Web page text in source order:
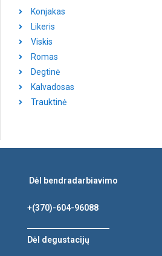
Konjakas
Likeris
Viskis
Romas
Degtinė
Kalvadosas
Trauktinė
Dėl bendradarbiavimo
+(370)-604-96088
Dėl degustacijų